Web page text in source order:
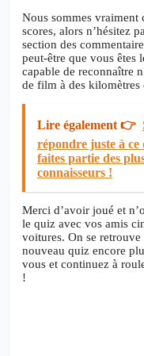
Nous sommes
scores, alors n’hésitez
section des
peut-être que vous êtes
capable de reconnaître
de film à des kilomètres
Lire également 👉
répondre juste à
faites partie des
connaisseurs !
Merci d’avoir joué et
le quiz avec vos amis
voitures. On se
nouveau quiz encore
vous et continuez à
!